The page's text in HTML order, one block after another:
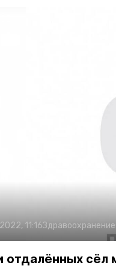
11:16Здравоохранение
отдалённых сёл